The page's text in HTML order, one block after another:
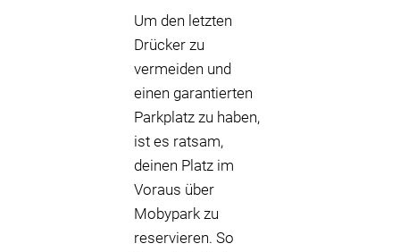
Um den letzten
Drücker zu
vermeiden und
einen garantierten
Parkplatz zu haben,
ist es ratsam,
deinen Platz im
Voraus über
Mobypark zu
reservieren. So